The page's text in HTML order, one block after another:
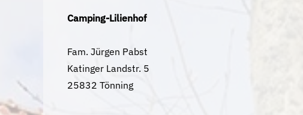
Camping-Lilienhof
Fam. Jürgen Pabst
Katinger Landstr. 5
25832 Tönning